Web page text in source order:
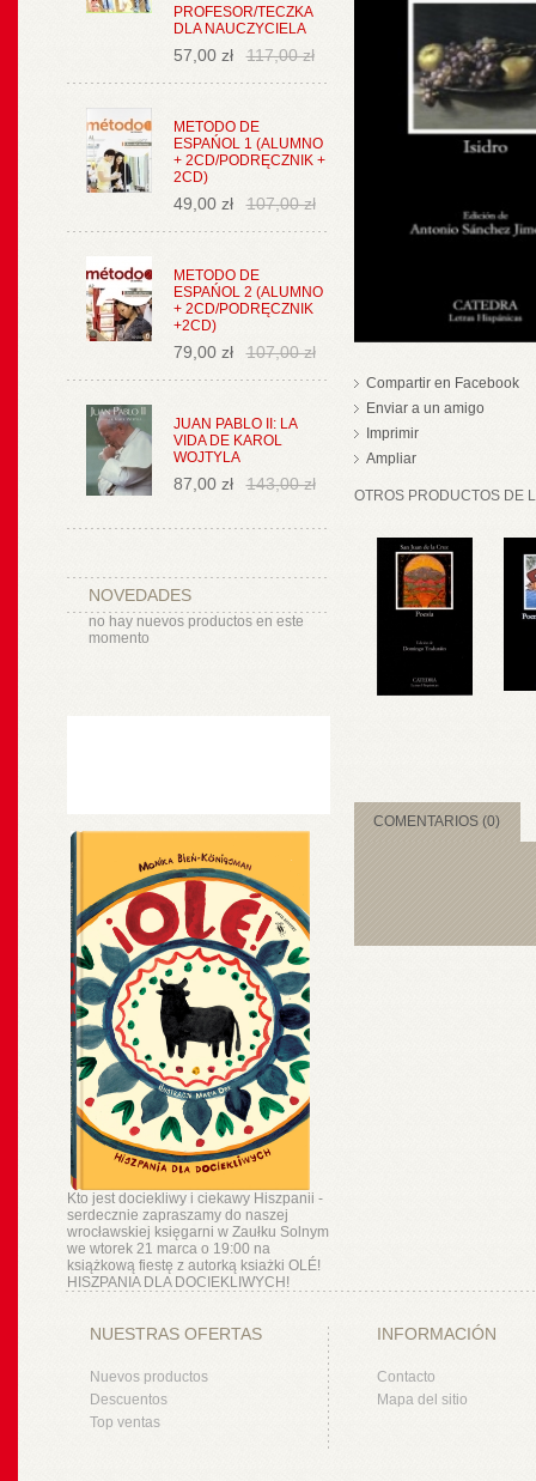
PROFESOR/TECZKA
DLA NAUCZYCIELA
57,00 zł 117,00 zł
METODO DE
ESPAŃOL 1 (ALUMNO
+ 2CD/PODRĘCZNIK +
2CD)
49,00 zł 107,00 zł
METODO DE
ESPAŃOL 2 (ALUMNO
+ 2CD/PODRĘCZNIK
+2CD)
79,00 zł 107,00 zł
JUAN PABLO II: LA
VIDA DE KAROL
WOJTYLA
87,00 zł 143,00 zł
NOVEDADES
no hay nuevos productos en este
momento
Kto jest dociekliwy i ciekawy Hiszpanii -
serdecznie zapraszamy do naszej
wrocławskiej księgarni w Zaułku Solnym
we wtorek 21 marca o 19:00 na
książkową fiestę z autorką ksiażki OLÉ!
HISZPANIA DLA DOCIEKLIWYCH!
Compartir en Facebook
Enviar a un amigo
Imprimir
Ampliar
OTROS PRODUCTOS DE
COMENTARIOS (0)
NUESTRAS OFERTAS
Nuevos productos
Descuentos
Top ventas
INFORMACIÓN
Contacto
Mapa del sitio